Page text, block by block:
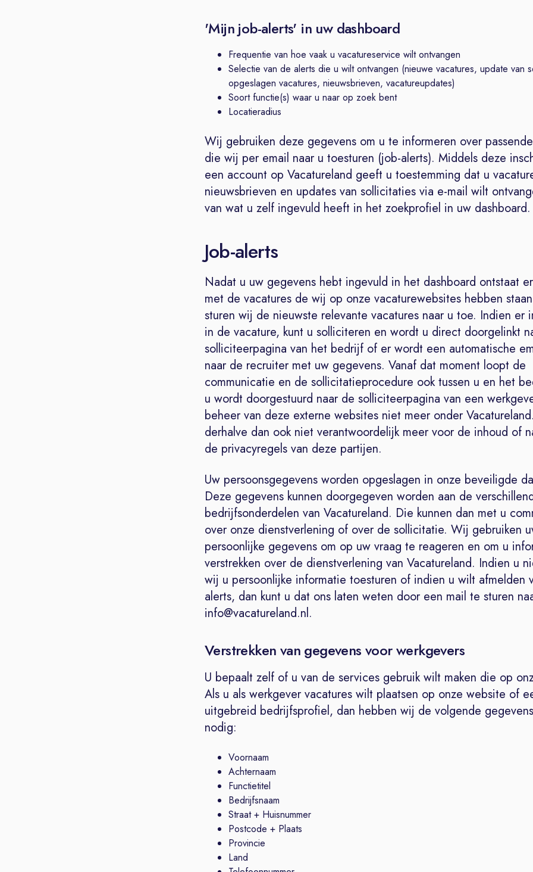
'Mijn job-alerts' in uw dashboard
Frequentie van hoe vaak u vacatureservice wilt ontvangen
Selectie van de alerts die u wilt ontvangen (nieuwe vacatures, update van
opgeslagen vacatures, nieuwsbrieven, vacatureupdates)
Soort functie(s) waar u naar op zoek bent
Locatieradius
Wij gebruiken deze gegevens om u te informeren over
die wij per email naar u toesturen (job-alerts). Middels deze
een account op Vacatureland geeft u toestemming dat u
nieuwsbrieven en updates van sollicitaties via e-mail wilt
van wat u zelf ingevuld heeft in het zoekprofiel in uw dashboard.
Job-alerts
Nadat u uw gegevens hebt ingevuld in het dashboard ontstaat
met de vacatures de wij op onze vacaturewebsites hebben
sturen wij de nieuwste relevante vacatures naar u toe. Indien er
in de vacature, kunt u solliciteren en wordt u direct doorgelinkt
solliciteerpagina van het bedrijf of er wordt een automatische
naar de recruiter met uw gegevens. Vanaf dat moment loopt de
communicatie en de sollicitatieprocedure ook tussen u en het
u wordt doorgestuurd naar de solliciteerpagina van een
beheer van deze externe websites niet meer onder
derhalve dan ook niet verantwoordelijk meer voor de inhoud of
de privacyregels van deze partijen.
Uw persoonsgegevens worden opgeslagen in onze beveiligde
Deze gegevens kunnen doorgegeven worden aan de
bedrijfsonderdelen van Vacatureland. Die kunnen dan met u
over onze dienstverlening of over de sollicitatie. Wij gebruiken
persoonlijke gegevens om op uw vraag te reageren en om u
verstrekken over de dienstverlening van Vacatureland. Indien u
wij u persoonlijke informatie toesturen of indien u wilt afmelden
alerts, dan kunt u dat ons laten weten door een mail te sturen
info@vacatureland.nl.
Verstrekken van gegevens voor werkgevers
U bepaalt zelf of u van de services gebruik wilt maken die op
Als u als werkgever vacatures wilt plaatsen op onze website of
uitgebreid bedrijfsprofiel, dan hebben wij de volgende
nodig:
Voornaam
Achternaam
Functietitel
Bedrijfsnaam
Straat + Huisnummer
Postcode + Plaats
Provincie
Land